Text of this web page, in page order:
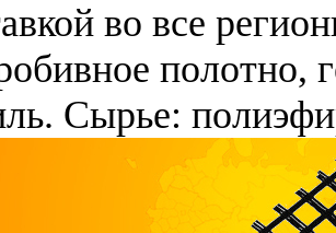
во все
полотно,
Сырье: